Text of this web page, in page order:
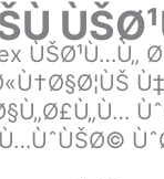
ÙŠØ¹Ù…Ù„